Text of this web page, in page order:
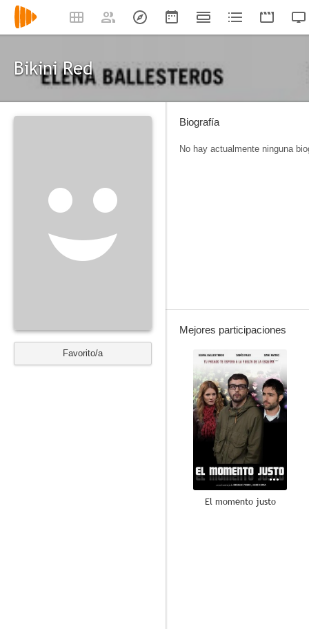
Bikini Red
Favorito/a
Biografía
No hay actualmente ninguna
Mejores participaciones
--
El momento justo